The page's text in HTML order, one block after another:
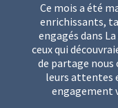
Ce mois a été
enrichissants,
engagés dans
ceux qui
de partage
leurs attentes
engagement